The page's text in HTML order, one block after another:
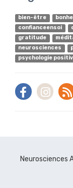
bien-être
confianceensoi
gratitude
neurosciences
psychologie
Neurosciences